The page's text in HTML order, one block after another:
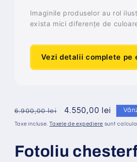
Imaginile produselor au rol
exista mici diferențe de
Vezi detalii complete pe
Preț
obișnuit
6.900,00 lei
Preț
redus
4.550,00 lei
Taxe incluse. Taxele de expediere sunt
Fotoliu